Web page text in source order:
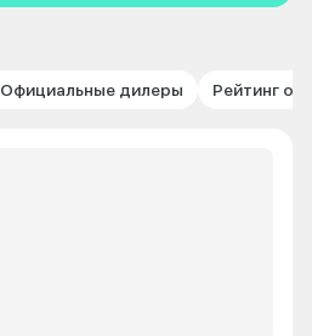
Официальные дилеры Рейтинг